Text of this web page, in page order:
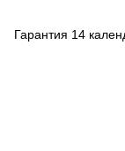
Гарантия 14